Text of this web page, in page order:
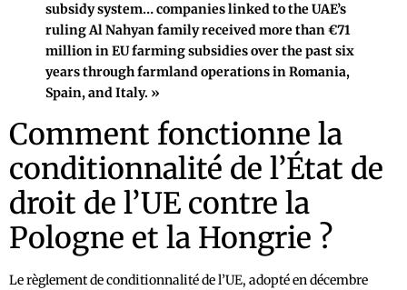
subsidy system… companies linked to the UAE’s
ruling Al Nahyan family received more than €71
million in EU farming subsidies over the past six
years through farmland operations in Romania,
Spain, and Italy. »
Comment fonctionne la
conditionnalité de l’État de
droit de l’UE contre la
Pologne et la Hongrie ?
Le règlement de conditionnalité de l’UE, adopté en décembre